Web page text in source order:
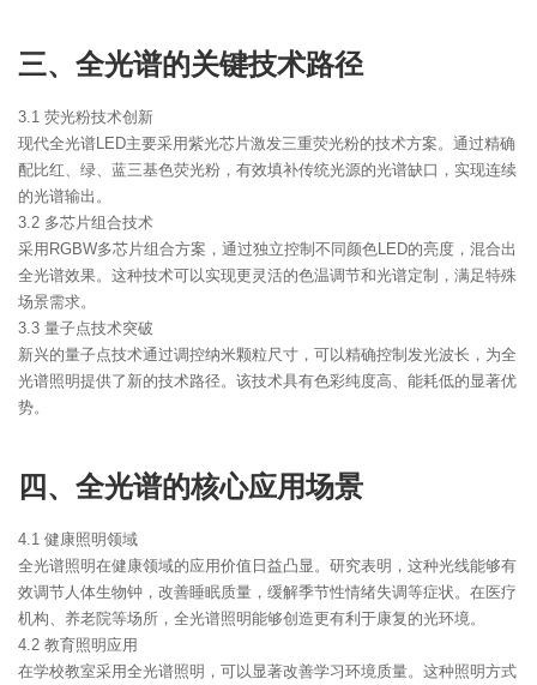
三、全光谱的关键技术路径
3.1 荧光粉技术创新
现代全光谱LED主要采用紫光芯片激发三重荧光粉的技术方案。通过精确
配比红、绿、蓝三基色荧光粉，有效填补传统光源的光谱缺口，实现连续
的光谱输出。
3.2 多芯片组合技术
采用RGBW多芯片组合方案，通过独立控制不同颜色LED的亮度，混合出
全光谱效果。这种技术可以实现更灵活的色温调节和光谱定制，满足特殊
场景需求。
3.3 量子点技术突破
新兴的量子点技术通过调控纳米颗粒尺寸，可以精确控制发光波长，为全
光谱照明提供了新的技术路径。该技术具有色彩纯度高、能耗低的显著优
势。
四、全光谱的核心应用场景
4.1 健康照明领域
全光谱照明在健康领域的应用价值日益凸显。研究表明，这种光线能够有
效调节人体生物钟，改善睡眠质量，缓解季节性情绪失调等症状。在医疗
机构、养老院等场所，全光谱照明能够创造更有利于康复的光环境。
4.2 教育照明应用
在学校教室采用全光谱照明，可以显著改善学习环境质量。这种照明方式